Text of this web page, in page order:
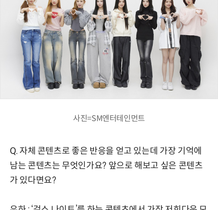
사진=SM엔터테인먼트
Q. 자체 콘텐츠로 좋은 반응을 얻고 있는데 가장 기억에
남는 콘텐츠는 무엇인가요? 앞으로 해보고 싶은 콘텐츠
가 있다면요?